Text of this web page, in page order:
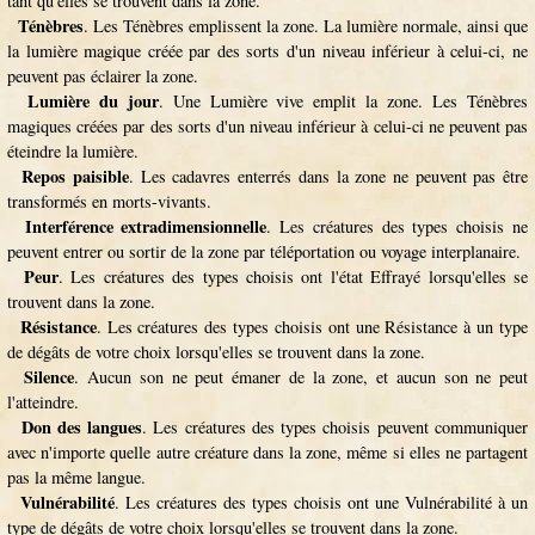
Ténèbres. Les Ténèbres emplissent la zone. La lumière normale, ainsi que
la lumière magique créée par des sorts d'un niveau inférieur à celui-ci, ne
peuvent pas éclairer la zone.
Lumière du jour. Une Lumière vive emplit la zone. Les Ténèbres
magiques créées par des sorts d'un niveau inférieur à celui-ci ne peuvent pas
éteindre la lumière.
Repos paisible. Les cadavres enterrés dans la zone ne peuvent pas être
transformés en morts-vivants.
Interférence extradimensionnelle. Les créatures des types choisis ne
peuvent entrer ou sortir de la zone par téléportation ou voyage interplanaire.
Peur. Les créatures des types choisis ont l'état Effrayé lorsqu'elles se
trouvent dans la zone.
Résistance. Les créatures des types choisis ont une Résistance à un type
de dégâts de votre choix lorsqu'elles se trouvent dans la zone.
Silence. Aucun son ne peut émaner de la zone, et aucun son ne peut
l'atteindre.
Don des langues. Les créatures des types choisis peuvent communiquer
avec n'importe quelle autre créature dans la zone, même si elles ne partagent
pas la même langue.
Vulnérabilité. Les créatures des types choisis ont une Vulnérabilité à un
type de dégâts de votre choix lorsqu'elles se trouvent dans la zone.